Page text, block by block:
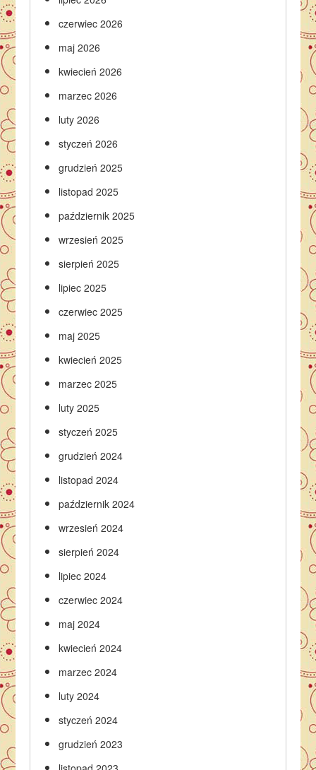
czerwiec 2026
maj 2026
kwiecień 2026
marzec 2026
luty 2026
styczeń 2026
grudzień 2025
listopad 2025
październik 2025
wrzesień 2025
sierpień 2025
lipiec 2025
czerwiec 2025
maj 2025
kwiecień 2025
marzec 2025
luty 2025
styczeń 2025
grudzień 2024
listopad 2024
październik 2024
wrzesień 2024
sierpień 2024
lipiec 2024
czerwiec 2024
maj 2024
kwiecień 2024
marzec 2024
luty 2024
styczeń 2024
grudzień 2023